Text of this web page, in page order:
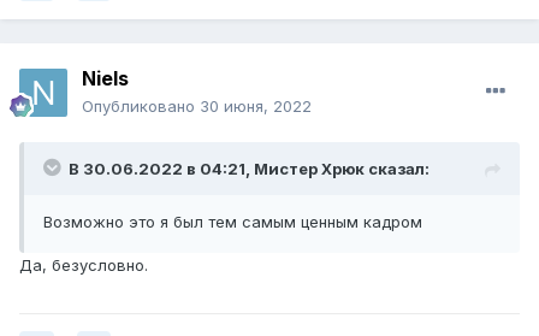
Niels
Опубликовано 30 июня, 2022
В 30.06.2022 в 04:21, Мистер Хрюк сказал:
Возможно это я был тем самым ценным кадром
Да, безусловно.